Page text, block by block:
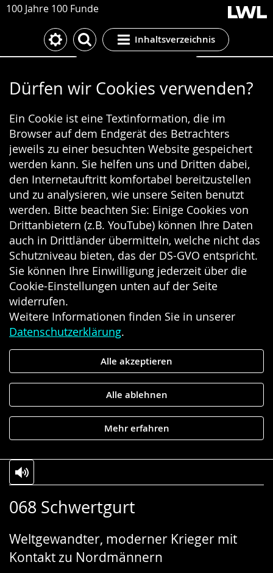
100 Jahre 100 Funde
Inhaltsverzeichnis
Cookie-Einstellungen
Dürfen wir Cookies verwenden?
Ein Cookie ist eine Textinformation, die im
Browser auf dem Endgerät des Betrachters
jeweils zu einer besuchten Website gespeichert
werden kann. Sie helfen uns und Dritten dabei,
den Internetauftritt komfortabel bereitzustellen
und zu analysieren, wie unsere Seiten benutzt
werden. Bitte beachten Sie: Einige Cookies von
Drittanbietern (z.B. YouTube) können Ihre Daten
auch in Drittländer übermitteln, welche nicht das
Schutzniveau bieten, das der DS-GVO entspricht.
Sie können Ihre Einwilligung jederzeit über die
Cookie-Einstellungen unten auf der Seite
widerrufen.
Weitere Informationen finden Sie in unserer
Datenschutzerklärung.
Alle akzeptieren
Alle ablehnen
Mehr erfahren
068 Schwertgurt
Weltgewandter, moderner Krieger mit
Kontakt zu Nordmännern
Leichten
wechseln.
Audio-
Video
Deutscher
Gebärdensprache